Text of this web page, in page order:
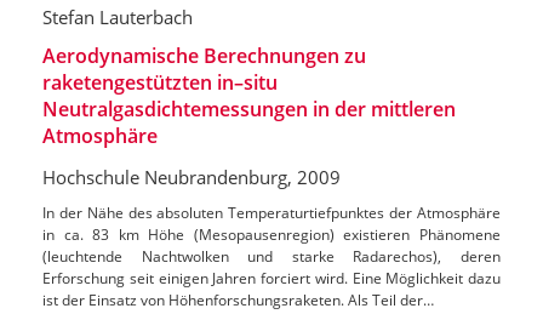
Stefan Lauterbach
Aerodynamische Berechnungen zu
raketengestützten in–situ
Neutralgasdichtemessungen in der mittleren
Atmosphäre
Hochschule Neubrandenburg, 2009
In der Nähe des absoluten Temperaturtiefpunktes der Atmosphäre
in ca. 83 km Höhe (Mesopausenregion) existieren Phänomene
(leuchtende Nachtwolken und starke Radarechos), deren
Erforschung seit einigen Jahren forciert wird. Eine Möglichkeit dazu
ist der Einsatz von Höhenforschungsraketen. Als Teil der…